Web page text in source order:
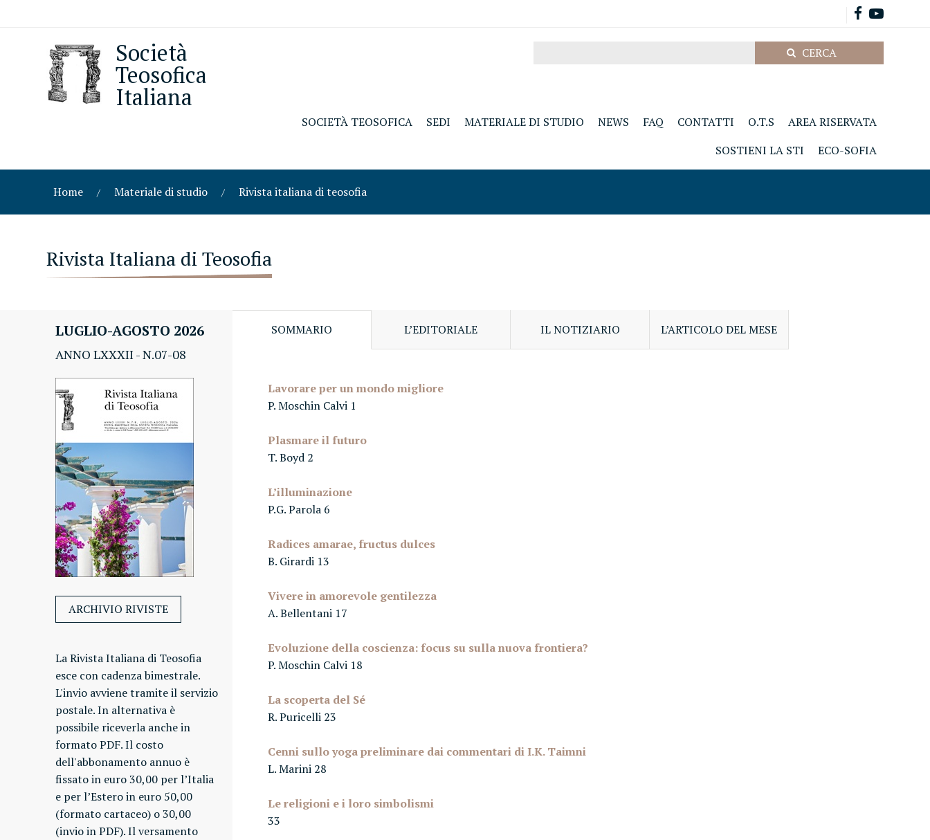
Società
Teosofica
Italiana
SOCIETÀ TEOSOFICA SEDI MATERIALE DI STUDIO NEWS FAQ CONTATTI O.T.S
AREA RISERVATA
SOSTIENI LA STI
ECO-SOFIA
Home Materiale di studio Rivista italiana di teosofia
Rivista Italiana di Teosofia
LUGLIO-AGOSTO 2026
ANNO LXXXII - N.07-08
ARCHIVIO RIVISTE
La Rivista Italiana di Teosofia
esce con cadenza bimestrale.
L'invio avviene tramite il servizio
postale. In alternativa è
possibile riceverla anche in
formato PDF. Il costo
dell'abbonamento annuo è
fissato in euro 30,00 per l’Italia
e per l’Estero in euro 50,00
(formato cartaceo) o 30,00
(invio in PDF). Il versamento
SOMMARIO
Lavorare per un mondo migliore
P. Moschin Calvi 1
Plasmare il futuro
T. Boyd 2
L’illuminazione
P.G. Parola 6
Radices amarae, fructus dulces
B. Girardi 13
Vivere in amorevole gentilezza
A. Bellentani 17
Evoluzione della coscienza: focus su sulla nuova frontiera?
P. Moschin Calvi 18
La scoperta del Sé
R. Puricelli 23
Cenni sullo yoga preliminare dai commentari di I.K. Taimni
L. Marini 28
Le religioni e i loro simbolismi
33
L’EDITORIALE IL NOTIZIARIO L’ARTICOLO DEL MESE